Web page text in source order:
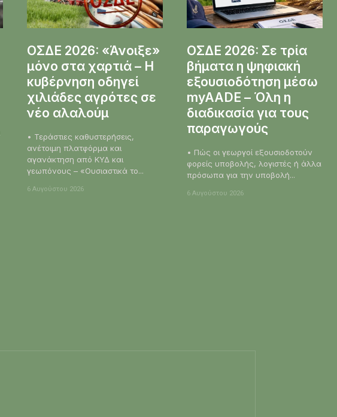
ΟΣΔΕ 2026: «Άνοιξε»
μόνο στα χαρτιά – Η
κυβέρνηση οδηγεί
χιλιάδες αγρότες σε
νέο αλαλούμ
• Τεράστιες καθυστερήσεις,
ανέτοιμη πλατφόρμα και
αγανάκτηση από ΚΥΔ και
γεωπόνους – «Ουσιαστικά το...
6 Αυγούστου 2026
ΟΣΔΕ 2026: Σε τρία
βήματα η ψηφιακή
εξουσιοδότηση μέσω
myAADE – Όλη η
διαδικασία για τους
παραγωγούς
• Πώς οι γεωργοί εξουσιοδοτούν
φορείς υποβολής, λογιστές ή άλλα
πρόσωπα για την υποβολή...
6 Αυγούστου 2026